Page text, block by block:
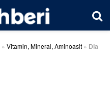
» Vitamin, Mineral, Aminoasit » Dia